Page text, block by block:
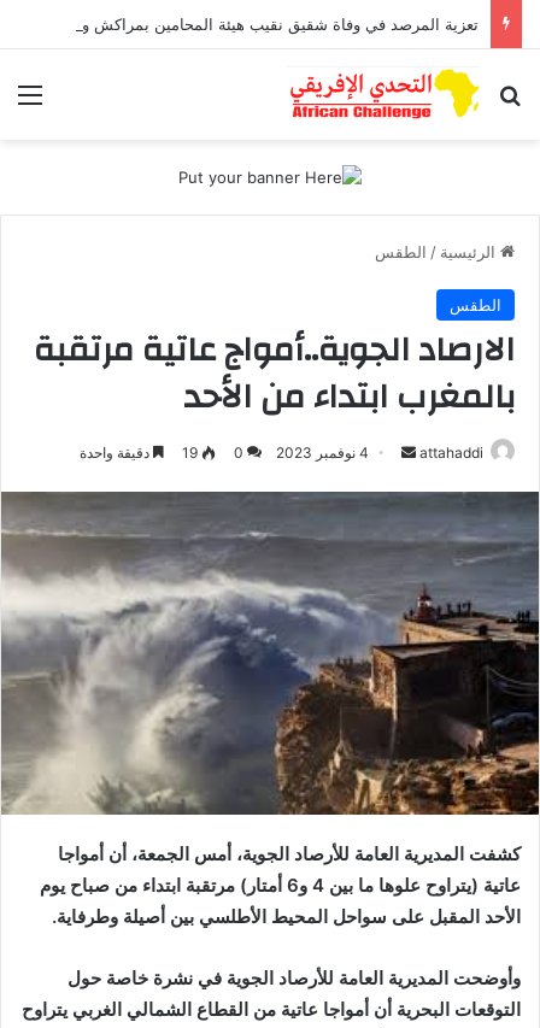
بحث عن
الرئيسية / الطقس
الطقس
الارصاد الجوية..أمواج عاتية مرتقبة
بالمغرب ابتداء من الأحد
attahaddi
أرسل
إلكترونيا
4 نوفمبر 2023 0
19 دقيقة واحدة
كشفت المديرية العامة للأرصاد الجوية، أمس الجمعة، أن أمواجا
عاتية (يتراوح علوها ما بين 4 و6 أمتار) مرتقبة ابتداء من صباح يوم
الأحد المقبل على سواحل المحيط الأطلسي بين أصيلة وطرفاية.
وأوضحت المديرية العامة للأرصاد الجوية في نشرة خاصة حول
التوقعات البحرية أن أمواجا عاتية من القطاع الشمالي الغربي يتراوح